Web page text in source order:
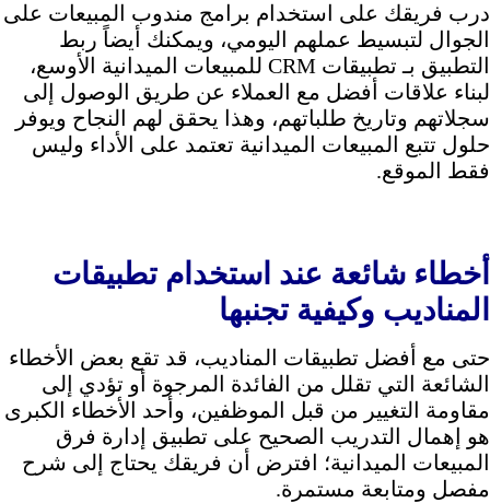
درب فريقك على استخدام برامج مندوب المبيعات على
الجوال لتبسيط عملهم اليومي، ويمكنك أيضاً ربط
التطبيق بـ تطبيقات CRM للمبيعات الميدانية الأوسع،
لبناء علاقات أفضل مع العملاء عن طريق الوصول إلى
سجلاتهم وتاريخ طلباتهم، وهذا يحقق لهم النجاح ويوفر
حلول تتبع المبيعات الميدانية تعتمد على الأداء وليس
فقط الموقع.
أخطاء شائعة عند استخدام تطبيقات
المناديب وكيفية تجنبها
حتى مع أفضل تطبيقات المناديب، قد تقع بعض الأخطاء
الشائعة التي تقلل من الفائدة المرجوة أو تؤدي إلى
مقاومة التغيير من قبل الموظفين، وأحد الأخطاء الكبرى
هو إهمال التدريب الصحيح على تطبيق إدارة فرق
المبيعات الميدانية؛ افترض أن فريقك يحتاج إلى شرح
مفصل ومتابعة مستمرة.